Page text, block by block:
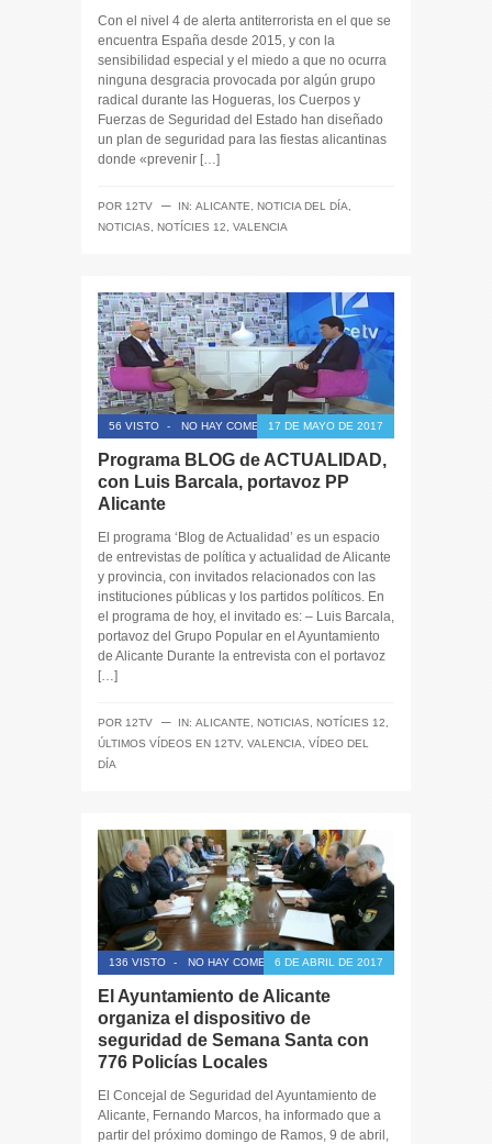
Con el nivel 4 de alerta antiterrorista en el que se
encuentra España desde 2015, y con la
sensibilidad especial y el miedo a que no ocurra
ninguna desgracia provocada por algún grupo
radical durante las Hogueras, los Cuerpos y
Fuerzas de Seguridad del Estado han diseñado
un plan de seguridad para las fiestas alicantinas
donde «prevenir […]
POR 12TV ─ IN: ALICANTE, NOTICIA DEL DÍA,
NOTICIAS, NOTÍCIES 12, VALENCIA
56 VISTO - NO HAY COMENTARIOS17 DE MAYO DE 2017
Programa BLOG de ACTUALIDAD,
con Luis Barcala, portavoz PP
Alicante
El programa ‘Blog de Actualidad’ es un espacio
de entrevistas de política y actualidad de Alicante
y provincia, con invitados relacionados con las
instituciones públicas y los partidos políticos. En
el programa de hoy, el invitado es: – Luis Barcala,
portavoz del Grupo Popular en el Ayuntamiento
de Alicante Durante la entrevista con el portavoz
[…]
POR 12TV ─ IN: ALICANTE NOTICIAS NOTÍCIES 12
ÚLTIMOS VÍDEOS EN 12TV, VALENCIA
VÍDEO DEL
DÍA
136 VISTO - NO HAY COMENTARIOS6 DE ABRIL DE 2017
El Ayuntamiento de Alicante
organiza el dispositivo de
seguridad de Semana Santa con
776 Policías Locales
El Concejal de Seguridad del Ayuntamiento de
Alicante, Fernando Marcos, ha informado que a
partir del próximo domingo de Ramos, 9 de abril,